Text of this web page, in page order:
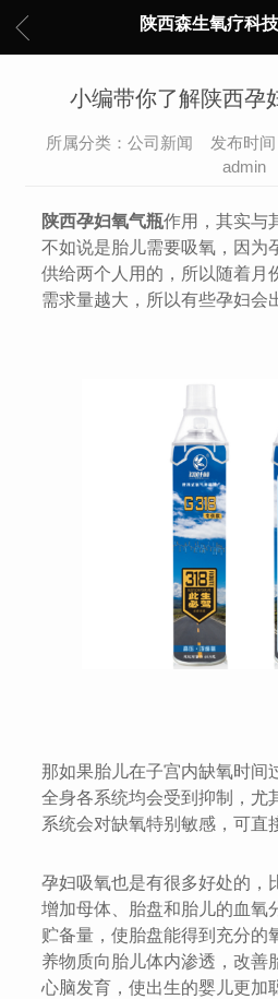
陕西森生氧疗科
小编带你了解陕西孕
所属分类：公司新闻 发布时
admin
陕西孕妇氧气瓶作用，其实与
不如说是胎儿需要吸氧，因为
供给两个人用的，所以随着月
需求量越大，所以有些孕妇会
那如果胎儿在子宫内缺氧时间
全身各系统均会受到抑制，尤
系统会对缺氧特别敏感，可直
孕妇吸氧也是有很多好处的，
增加母体、胎盘和胎儿的血氧
贮备量，使胎盘能得到充分的
养物质向胎儿体内渗透，改善
心脑发育，使出生的婴儿更加